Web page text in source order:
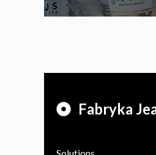
Fabryka
Solutions